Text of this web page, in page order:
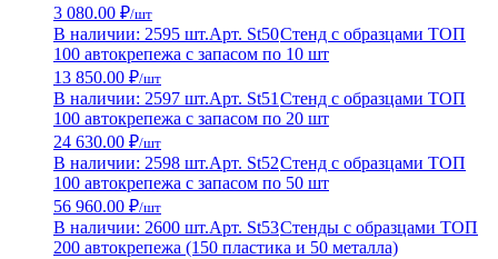
3 080.00 ₽/шт
В наличии: 2595 шт.Арт. St50Стенд с образцами ТОП
100 автокрепежа с запасом по 10 шт
13 850.00 ₽/шт
В наличии: 2597 шт.Арт. St51 Стенд с образцами ТОП
100 автокрепежа с запасом по 20 шт
24 630.00 ₽/шт
В наличии: 2598 шт.Арт. St52Стенд с образцами ТОП
100 автокрепежа с запасом по 50 шт
56 960.00 ₽/шт
В наличии: 2600 шт.Арт. St53Стенды с образцами ТОП
200 автокрепежа (150 пластика и 50 металла)